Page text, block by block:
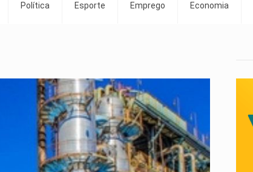
Política Esporte Emprego Economia